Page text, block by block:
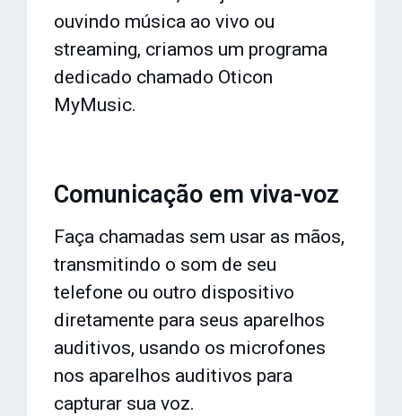
ouvindo música ao vivo ou
streaming, criamos um programa
dedicado chamado Oticon
MyMusic.
Comunicação em viva-voz
Faça chamadas sem usar as mãos,
transmitindo o som de seu
telefone ou outro dispositivo
diretamente para seus aparelhos
auditivos, usando os microfones
nos aparelhos auditivos para
capturar sua voz.